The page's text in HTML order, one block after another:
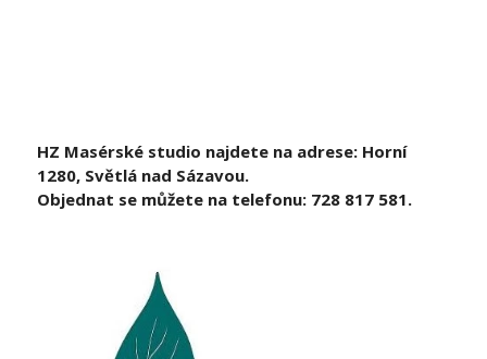
HZ Masérské studio najdete na adrese: Horní
1280, Světlá nad Sázavou.
Objednat se můžete na telefonu: 728 817 581.